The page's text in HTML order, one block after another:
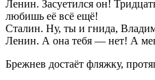
Ленин. Засуетился он!
любишь её всё ещё!
Сталин. Ну, ты и гнида,
Ленин. А она тебя — нет! А
Брежнев достаёт фляжку,